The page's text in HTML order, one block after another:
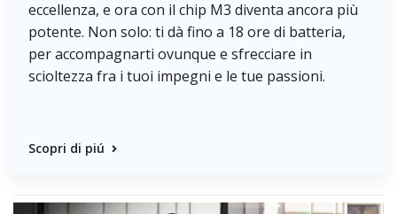
eccellenza, e ora con il chip M3 diventa ancora più
potente. Non solo: ti dà fino a 18 ore di batteria,
per accompagnarti ovunque e sfrecciare in
scioltezza fra i tuoi impegni e le tue passioni.
Scopri di piú